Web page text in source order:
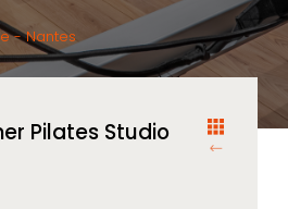
- Nantes
Pilates Studio